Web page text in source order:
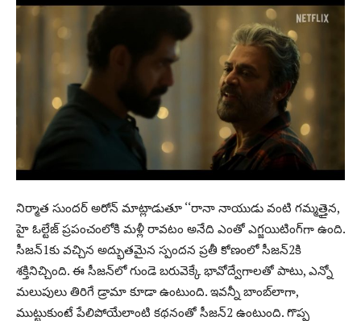
నిర్మాత సుంద‌ర్ అరోన్ మాట్లాడుతూ ‘‘రానా నాయుడు వంటి గమ్మత్తైన,
హై ఓల్టేజ్ ప్ర‌పంచంలోకి మ‌ళ్లీ రావ‌టం అనేది ఎంతో ఎగ్జ‌యిటింగ్‌గా ఉంది.
సీజ‌న్‌1కు వ‌చ్చిన అద్భుత‌మైన స్పంద‌న ప్ర‌తీ కోణంలో సీజ‌న్‌2కి
శ‌క్తినిచ్చింది. ఈ సీజ‌న్‌లో గుండె బ‌రువెక్కే భావోద్వేగాల‌తో పాటు, ఎన్నో
మ‌లుపులు తిరిగే డ్రామా కూడా ఉంటుంది. ఇవ‌న్నీ బాంబ్‌లాగా,
ముట్టుకుంటే పేలిపోయేలాంటి క‌థ‌నంతో సీజ‌న్‌2 ఉంటుంది. గొప్ప